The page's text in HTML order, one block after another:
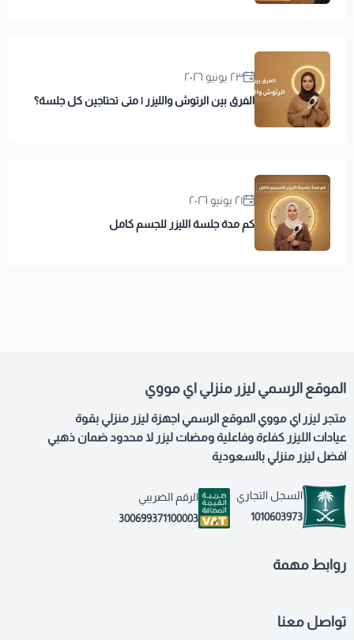
٢٣ يونيو ٢٠٢٦
الفرق بين الرتوش والليزر | متى تحتاجين كل جلسة؟
٢١ يونيو ٢٠٢٦
كم مدة جلسة الليزر للجسم كامل
الموقع الرسمي ليزر منزلي اي مووي
متجر ليزر اي مووي الموقع الرسمي اجهزة ليزر منزلي بقوة
عيادات الليزر كفاءة وفاعلية ومضات ليزر لا محدود ضمان ذهبي
افضل ليزر منزلي بالسعودية
السجل التجاري
1010603973
الرقم الضريبي
300699371100003
روابط مهمة
تواصل معنا